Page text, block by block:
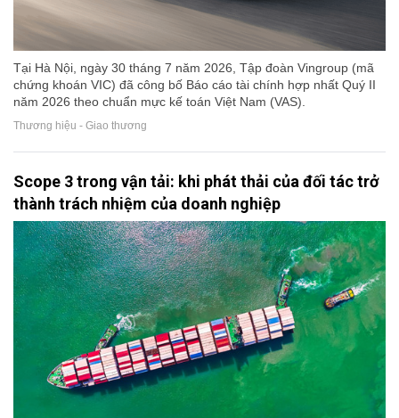
Tại Hà Nội, ngày 30 tháng 7 năm 2026, Tập đoàn Vingroup (mã
chứng khoán VIC) đã công bố Báo cáo tài chính hợp nhất Quý II
năm 2026 theo chuẩn mực kế toán Việt Nam (VAS).
Thương hiệu - Giao thương
Scope 3 trong vận tải: khi phát thải của đối tác trở
thành trách nhiệm của doanh nghiệp